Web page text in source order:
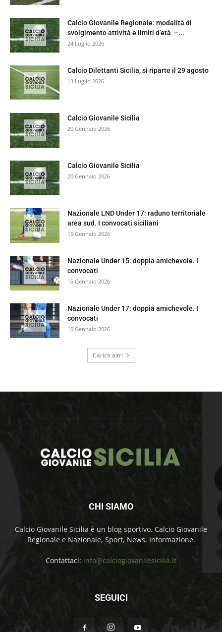
Calcio Giovanile Regionale: modalità di
svolgimento attività e limiti d’età –...
24 Luglio 2026
Calcio Dilettanti Sicilia, si riparte il 29 agosto
13 Luglio 2026
Calcio Giovanile Sicilia
20 Gennaio 2026
Calcio Giovanile Sicilia
20 Gennaio 2026
Nazionale LND Under 17: raduno territoriale
area sud. I convocati siciliani
15 Gennaio 2026
Nazionale Under 15: doppia amichevole. I
convocati
15 Gennaio 2026
Nazionale Under 17: doppia amichevole. I
convocati
15 Gennaio 2026
Carica altri
CHI SIAMO
Calcio Giovanile Sicilia è un blog sportivo. Calcio Giovanile
Regionale e Nazionale, Sport, News, Informazione.
Contattaci: info@calciogiovanilesicilia.it
SEGUICI